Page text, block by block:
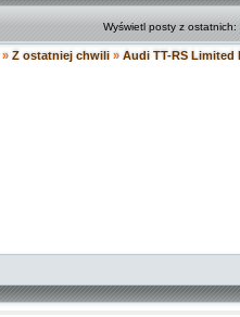
Wyświetl posty z ostatnich:
» Z ostatniej chwili » Audi TT-RS